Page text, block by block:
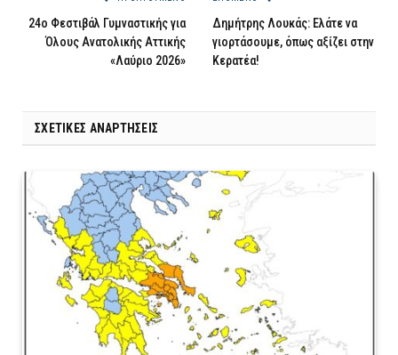
24ο Φεστιβάλ Γυμναστικής για
Όλους Ανατολικής Αττικής
«Λαύριο 2026»
Δημήτρης Λουκάς: Ελάτε να
γιορτάσουμε, όπως αξίζει στην
Κερατέα!
ΣΧΕΤΙΚΈΣ ΑΝΑΡΤΉΣΕΙΣ